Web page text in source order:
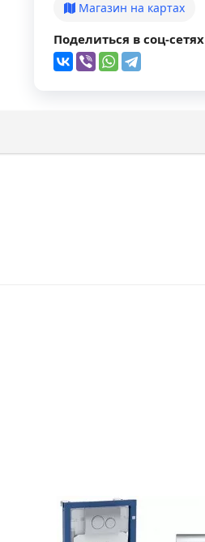
Магазин на картах
Поделиться в соц-сетях